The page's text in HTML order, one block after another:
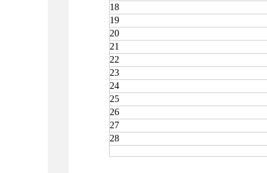
18
19
20
21
22
23
24
25
26
27
28